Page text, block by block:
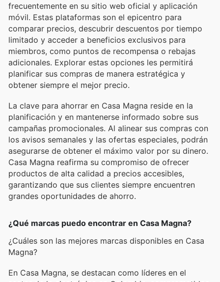
frecuentemente en su sitio web oficial y aplicación
móvil. Estas plataformas son el epicentro para
comparar precios, descubrir descuentos por tiempo
limitado y acceder a beneficios exclusivos para
miembros, como puntos de recompensa o rebajas
adicionales. Explorar estas opciones les permitirá
planificar sus compras de manera estratégica y
obtener siempre el mejor precio.
La clave para ahorrar en Casa Magna reside en la
planificación y en mantenerse informado sobre sus
campañas promocionales. Al alinear sus compras con
los avisos semanales y las ofertas especiales, podrán
asegurarse de obtener el máximo valor por su dinero.
Casa Magna reafirma su compromiso de ofrecer
productos de alta calidad a precios accesibles,
garantizando que sus clientes siempre encuentren
grandes oportunidades de ahorro.
¿Qué marcas puedo encontrar en Casa Magna?
¿Cuáles son las mejores marcas disponibles en Casa
Magna?
En Casa Magna, se destacan como líderes en el